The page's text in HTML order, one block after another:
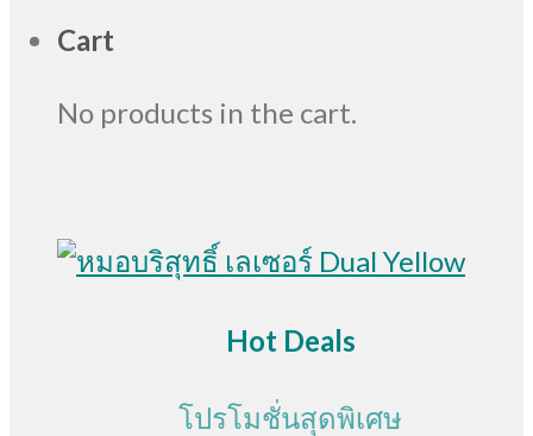
Cart
No products in the cart.
Hot Deals
โปรโมชั่นสุดพิเศษ